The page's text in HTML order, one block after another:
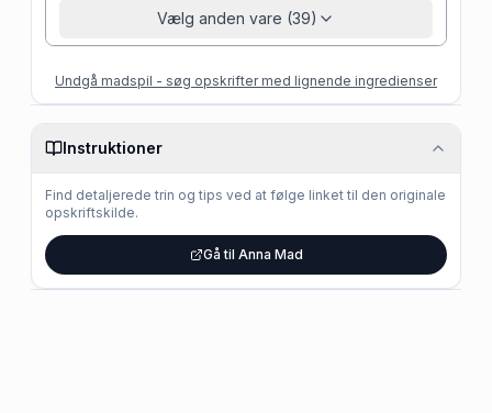
Vælg anden vare (39)
Undgå madspil - søg opskrifter med lignende ingredienser
Instruktioner
Find detaljerede trin og tips ved at følge linket til den originale
opskriftskilde.
Gå til Anna Mad